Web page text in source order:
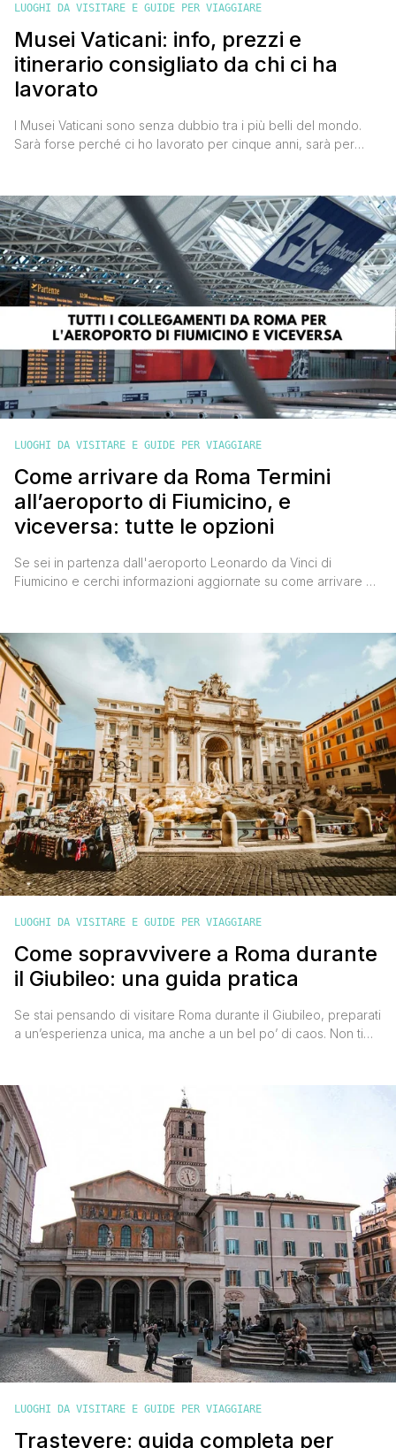
LUOGHI DA VISITARE E GUIDE PER VIAGGIARE
Musei Vaticani: info, prezzi e
itinerario consigliato da chi ci ha
lavorato
I Musei Vaticani sono senza dubbio tra i più belli del mondo.
Sarà forse perché ci ho lavorato per cinque anni, sarà per
Stato indipendente più piccolo del mondo, i Musei Vaticani
offrono una collezione [']
LUOGHI DA VISITARE E GUIDE PER VIAGGIARE
Come arrivare da Roma Termini
all’aeroporto di Fiumicino, e
viceversa: tutte le opzioni
Se sei in partenza dall'aeroporto Leonardo da Vinci di
Fiumicino e cerchi informazioni aggiornate su come arrivare da
di percorrenza e dettagli utili per scegliere la soluzione
migliore per le tue esigenze. Le stesse opzioni valgono [']
LUOGHI DA VISITARE E GUIDE PER VIAGGIARE
Come sopravvivere a Roma durante
il Giubileo: una guida pratica
Se stai pensando di visitare Roma durante il Giubileo, preparati
a un’esperienza unica, ma anche a un bel po’ di caos. Non ti
stress. Ti parlo con il cuore, di chi qui c'è nato e ci [']
LUOGHI DA VISITARE E GUIDE PER VIAGGIARE
Trastevere: guida completa per